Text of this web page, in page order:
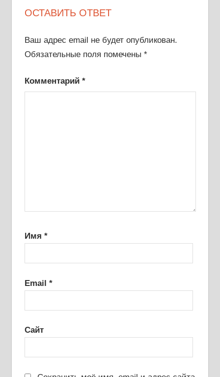
ОСТАВИТЬ ОТВЕТ
Ваш адрес email не будет опубликован.
Обязательные поля помечены *
Комментарий *
Имя *
Email *
Сайт